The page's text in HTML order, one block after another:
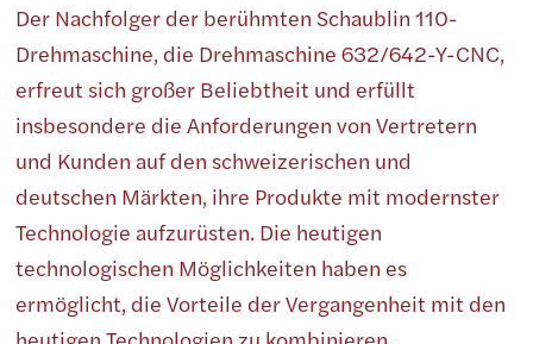
Der Nachfolger der berühmten Schaublin 110-
Drehmaschine, die Drehmaschine 632/642-Y-CNC,
erfreut sich großer Beliebtheit und erfüllt
insbesondere die Anforderungen von Vertretern
und Kunden auf den schweizerischen und
deutschen Märkten, ihre Produkte mit modernster
Technologie aufzurüsten. Die heutigen
technologischen Möglichkeiten haben es
ermöglicht, die Vorteile der Vergangenheit mit den